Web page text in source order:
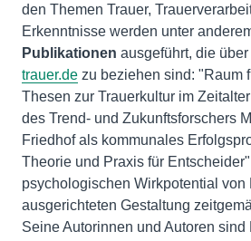
den Themen Trauer,
Erkenntnisse werden unter
Publikationen ausgeführt, die über
trauer.de zu beziehen sind: "Raum
Thesen zur Trauerkultur im
des Trend- und Zukunftsforschers
Friedhof als kommunales
Theorie und Praxis für
psychologischen Wirkpotential von
ausgerichteten Gestaltung
Seine Autorinnen und Autoren sind